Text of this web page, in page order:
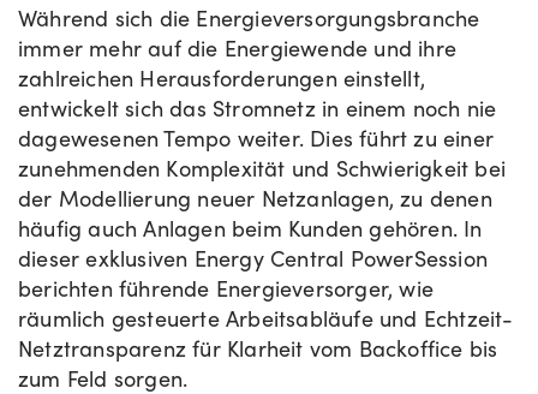
Während sich die Energieversorgungsbranche
immer mehr auf die Energiewende und ihre
zahlreichen Herausforderungen einstellt,
entwickelt sich das Stromnetz in einem noch nie
dagewesenen Tempo weiter. Dies führt zu einer
zunehmenden Komplexität und Schwierigkeit bei
der Modellierung neuer Netzanlagen, zu denen
häufig auch Anlagen beim Kunden gehören. In
dieser exklusiven Energy Central PowerSession
berichten führende Energieversorger, wie
räumlich gesteuerte Arbeitsabläufe und Echtzeit-
Netztransparenz für Klarheit vom Backoffice bis
zum Feld sorgen.